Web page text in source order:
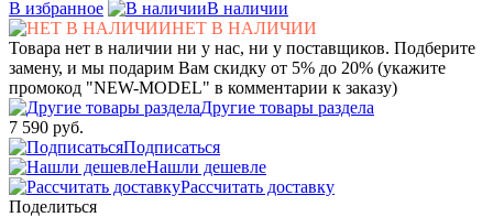
В избранное
В наличии
НЕТ В НАЛИЧИИ
Товара нет в наличии ни у нас, ни у поставщиков. Подберите
замену, и мы подарим Вам скидку от 5% до 20% (укажите
промокод "NEW-MODEL" в комментарии к заказу)
Другие товары раздела
7 590 руб.
Подписаться
Нашли дешевле
Рассчитать доставку
Поделиться